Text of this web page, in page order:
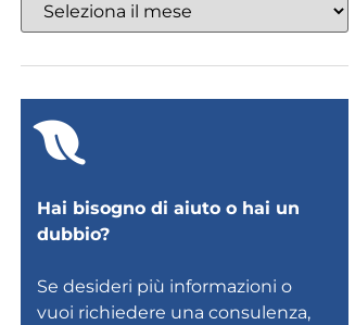
Hai bisogno di aiuto o hai un
dubbio?
Se desideri più informazioni o
vuoi richiedere una consulenza,